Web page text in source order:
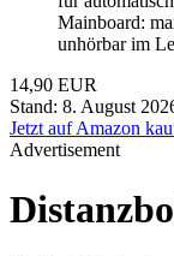
Mainboard:
unhörbar im
14,90 EUR
Stand: 8. August
Jetzt auf Amazon
Advertisement